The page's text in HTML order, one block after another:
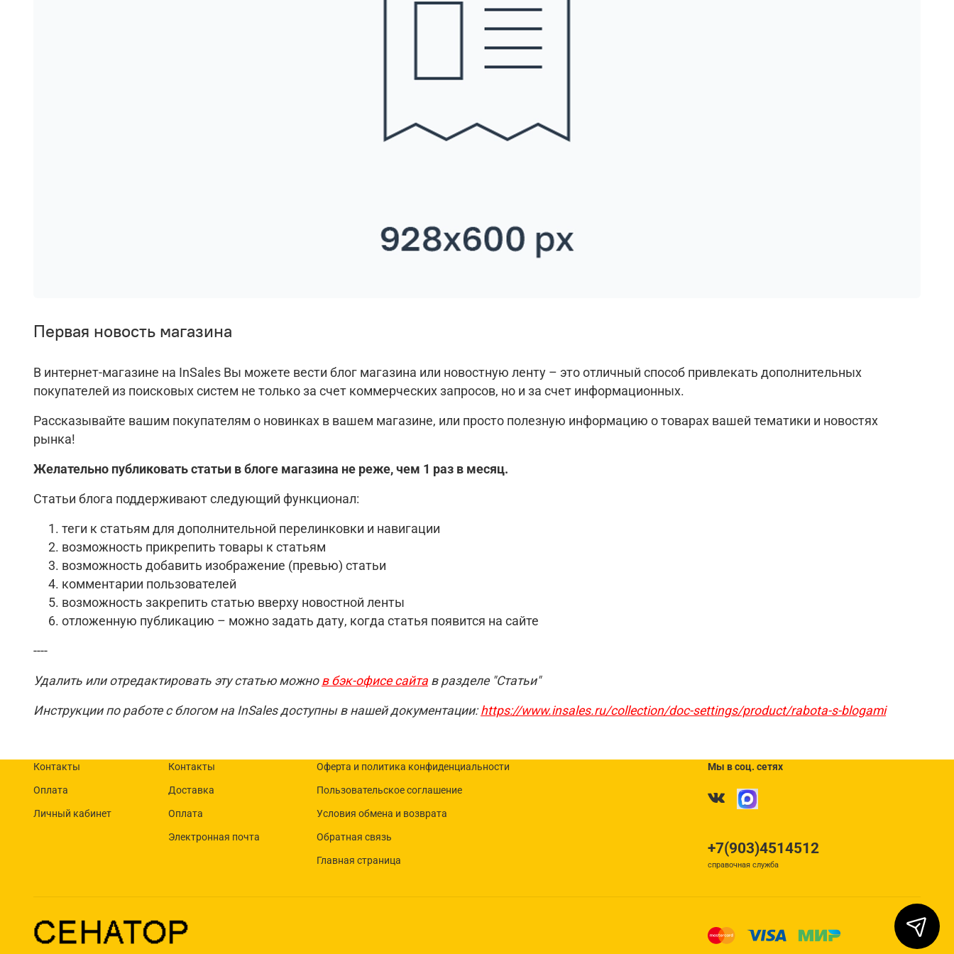
Первая новость магазина
В интернет-магазине на InSales Вы можете вести блог магазина или новостную ленту – это отличный способ привлекать дополнительных
покупателей из поисковых систем не только за счет коммерческих запросов, но и за счет информационных.
Рассказывайте вашим покупателям о новинках в вашем магазине, или просто полезную информацию о товарах вашей тематики и новостях
рынка!
Желательно публиковать статьи в блоге магазина не реже, чем 1 раз в месяц.
Статьи блога поддерживают следующий функционал:
теги к статьям для дополнительной перелинковки и навигации
возможность прикрепить товары к статьям
возможность добавить изображение (превью) статьи
комментарии пользователей
возможность закрепить статью вверху новостной ленты
отложенную публикацию – можно задать дату, когда статья появится на сайте
----
Удалить или отредактировать эту статью можно в бэк-офисе сайта в разделе "Статьи"
Инструкции по работе с блогом на InSales доступны в нашей документации:https://www.insales.ru/collection/doc-settings/product/rabota-s-blogami
Контакты
Оплата
Личный кабинет
Контакты
Доставка
Оплата
Электронная почта
Оферта и политика конфиденциальности
Пользовательское соглашение
Условия обмена и возврата
Обратная связь
Главная страница
Мы в соц. сетях
+7(903)4514512
справочная служба